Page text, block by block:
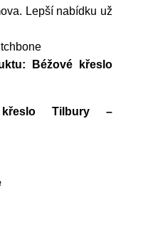
Lepší nabídku už
Béžové křeslo
křeslo Tilbury –